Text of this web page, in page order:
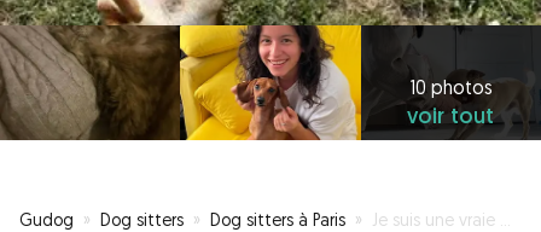
10 photos
voir tout
Gudog » Dog sitters » Dog sitters à Paris » Je suis une vraie maman avec les animaux!